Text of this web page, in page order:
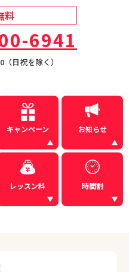
料
6941
日祝を除く）
キャンペーン お知らせ
レッスン料 時間割